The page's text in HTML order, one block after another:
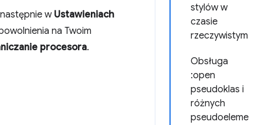
stylów w
czasie
rzeczywistym
Obsługa
:open
pseudoklas i
różnych
pseudoeleme
w Ustawieniach
na Twoim
procesora.